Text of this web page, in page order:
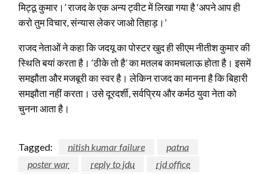
मिट्ठू कुमार।’ राजद के एक अन्य ट्वीट में लिखा गया है ‘अपने आप ही
करो तुम विचार, संन्यास लेकर जाओ तिहाड़।’
राजद नेताओं ने कहा कि जदयू का पोस्टर खुद ही सीएम नीतीश कुमार की
स्थिति बयां करता है। ‘ठीके तो है’ का मतलब कामचलाऊ होता है। इसमें
समझौता और मजबूरी का स्वर है। लेकिन राजद का मानना है कि बिहारी
समझौता नहीं करता। उसे दूरदर्शी, सर्वप्रिय और कर्मठ युवा नेता को
चुनना आता है।
Tagged: nitish kumar failure
patna
poster war
reply to jdu
rjd office